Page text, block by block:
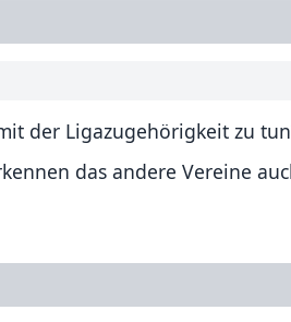
der Ligazugehörigkeit zu
das andere Vereine